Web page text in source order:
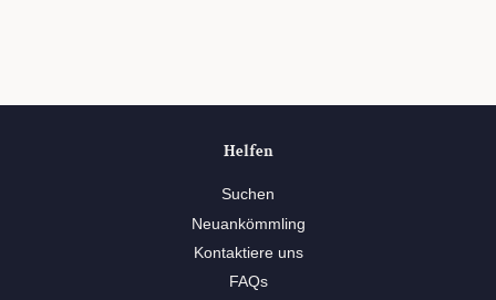
Helfen
Suchen
Neuankömmling
Kontaktiere uns
FAQs